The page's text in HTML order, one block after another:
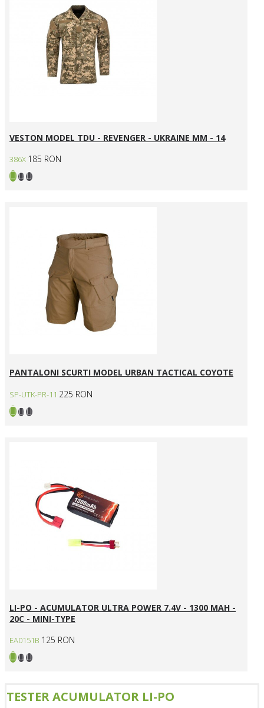
VESTON MODEL TDU - REVENGER - UKRAINE MM - 14
386X 185 RON
PANTALONI SCURTI MODEL URBAN TACTICAL COYOTE
SP-UTK-PR-11 225 RON
LI-PO - ACUMULATOR ULTRA POWER 7.4V - 1300 MAH -
20C - MINI-TYPE
EA0151B 125 RON
TESTER ACUMULATOR LI-PO